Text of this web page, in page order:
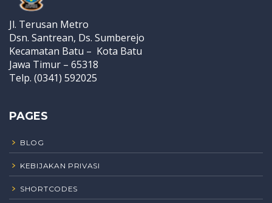
Jl. Terusan Metro
Dsn. Santrean, Ds. Sumberejo
Kecamatan Batu – Kota Batu
Jawa Timur – 65318
Telp. (0341) 592025
PAGES
BLOG
KEBIJAKAN PRIVASI
SHORTCODES